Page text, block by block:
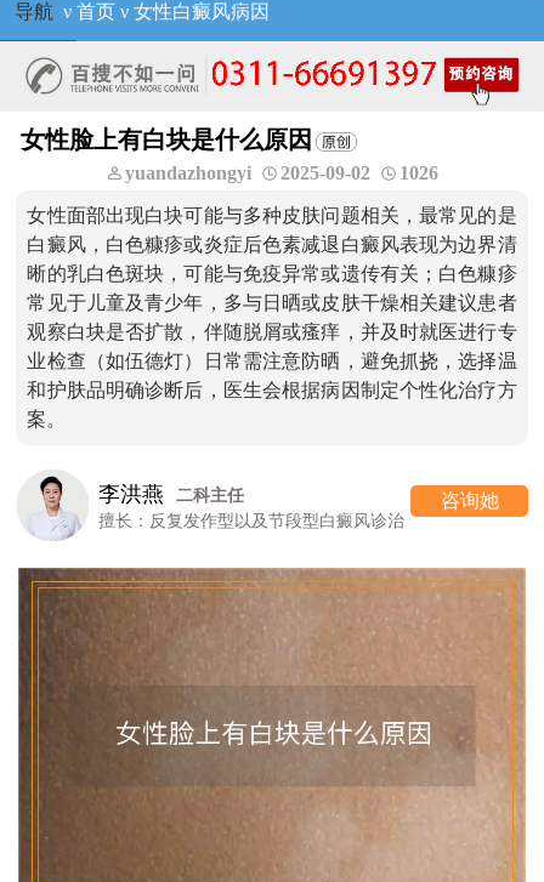
导航 ν 首页ν 女性白癜风病因
女性脸上有白块是什么原因
yuandazhongyi 2025-09-02 1026
女性面部出现白块可能与多种皮肤问题相关，最常见的是
白癜风，白色糠疹或炎症后色素减退白癜风表现为边界清
晰的乳白色斑块，可能与免疫异常或遗传有关；白色糠疹
常见于儿童及青少年，多与日晒或皮肤干燥相关建议患者
观察白块是否扩散，伴随脱屑或瘙痒，并及时就医进行专
业检查（如伍德灯）日常需注意防晒，避免抓挠，选择温
和护肤品明确诊断后，医生会根据病因制定个性化治疗方
案。
白癜风诊治
咨询她
七科主任
擅长：女性/颜面型白癜风